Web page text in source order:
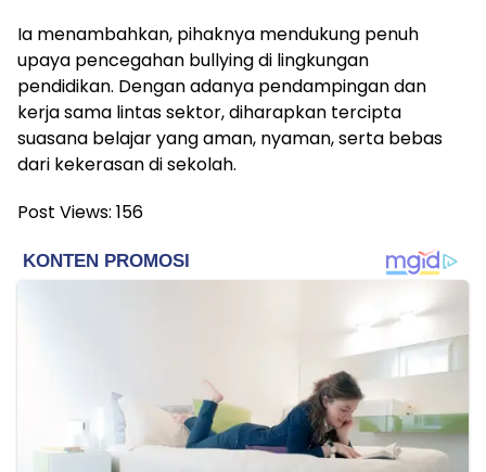
Ia menambahkan, pihaknya mendukung penuh
upaya pencegahan bullying di lingkungan
pendidikan. Dengan adanya pendampingan dan
kerja sama lintas sektor, diharapkan tercipta
suasana belajar yang aman, nyaman, serta bebas
dari kekerasan di sekolah.
Post Views: 156